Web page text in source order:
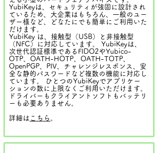
YubiKeyは、セキュリティが強固に設計され
ているため、大企業はもちろん、一般のユー
ザー様など、どなたにでも簡単にご利用いた
だけます。
YubiKey は、接触型（USB）と非接触型
（NFC）に対応しています。 YubiKeyは、
次世代認証標準であるFIDO2やYubico-
OTP、OATH-HOTP、OATH-TOTP、
OpenPGP、PIV、チャレンジレスポンス、安
全な静的パスワードなど複数の機能に対応し
ています。 ひとつのYubiKeyでアプリケー
ションの数に上限なくご利用いただけます。
ドライバーもクライアントソフトもバッテリ
ーも必要ありません。
詳細は こちら 。